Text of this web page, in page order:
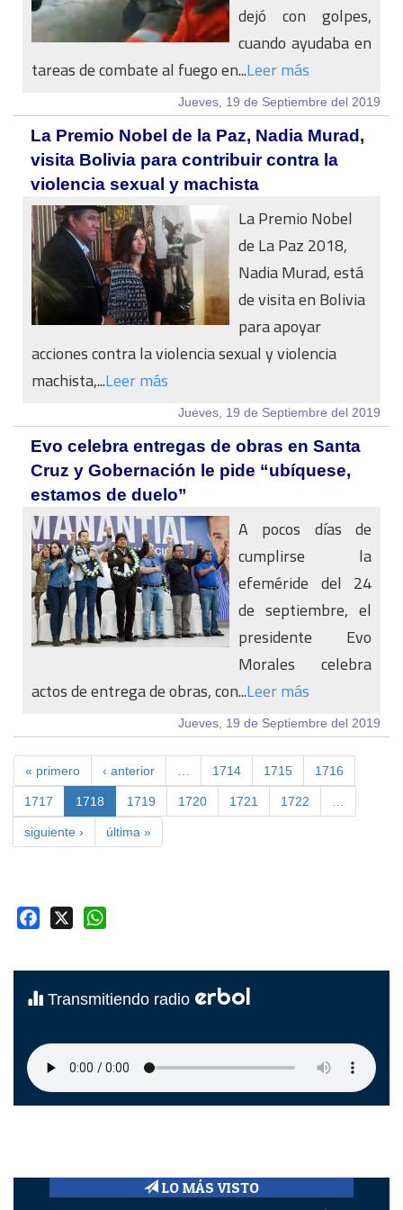
dejó con golpes,
cuando ayudaba en
tareas de combate al fuego en...Leer más
Jueves, 19 de Septiembre del 2019
La Premio Nobel de la Paz, Nadia Murad,
visita Bolivia para contribuir contra la
violencia sexual y machista
La Premio Nobel
de La Paz 2018,
Nadia Murad, está
de visita en Bolivia
para apoyar
acciones contra la violencia sexual y violencia
machista,...Leer más
Jueves, 19 de Septiembre del 2019
Evo celebra entregas de obras en Santa
Cruz y Gobernación le pide “ubíquese,
estamos de duelo”
A pocos días de
cumplirse la
efeméride del 24
de septiembre, el
presidente Evo
Morales celebra
actos de entrega de obras, con...Leer más
Jueves, 19 de Septiembre del 2019
« primero ‹ anterior 1714 1715 1716
1717 1718 1719 1720 1721 1722
siguiente › última »
Facebook
Transmitiendo radio erbol
LO MÁS VISTO